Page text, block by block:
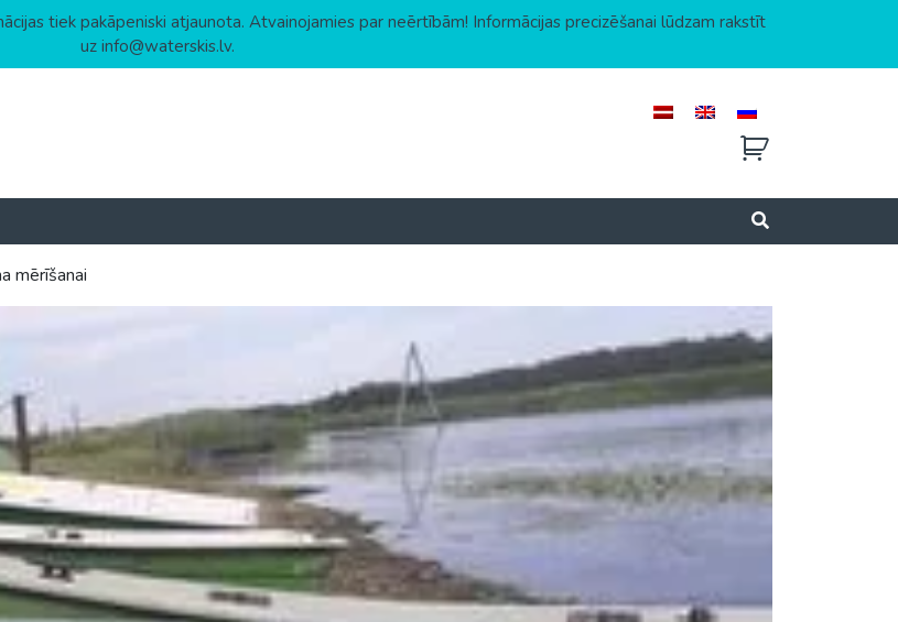
tiek pakāpeniski atjaunota. Atvainojamies par neērtībām! Informācijas precizēšanai lūdzam rakstīt
uz info@waterskis.lv.
mērīšanai